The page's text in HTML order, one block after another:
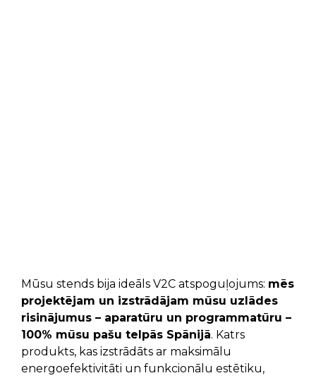
Mūsu stends bija ideāls V2C atspoguļojums: mēs
projektējam un izstrādājam mūsu uzlādes
risinājumus – aparatūru un programmatūru –
100% mūsu pašu telpās Spānijā. Katrs
produkts, kas izstrādāts ar maksimālu
energoefektivitāti un funkcionālu estētiku,